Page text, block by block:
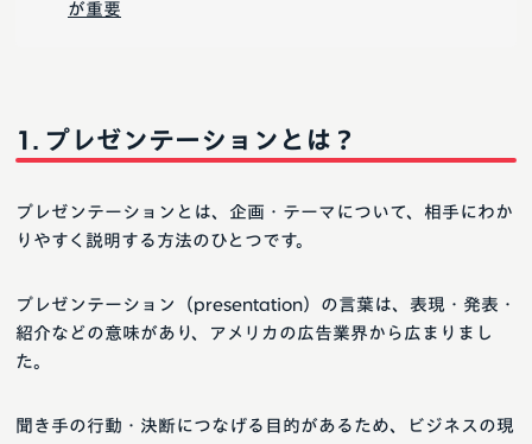
が重要
プレゼンテーションとは？
プレゼンテーションとは、企画・テーマについて、相手にわか
りやすく説明する方法のひとつです。
プレゼンテーション（presentation）の言葉は、表現・発表・
紹介などの意味があり、アメリカの広告業界から広まりまし
た。
聞き手の行動・決断につなげる目的があるため、ビジネスの現